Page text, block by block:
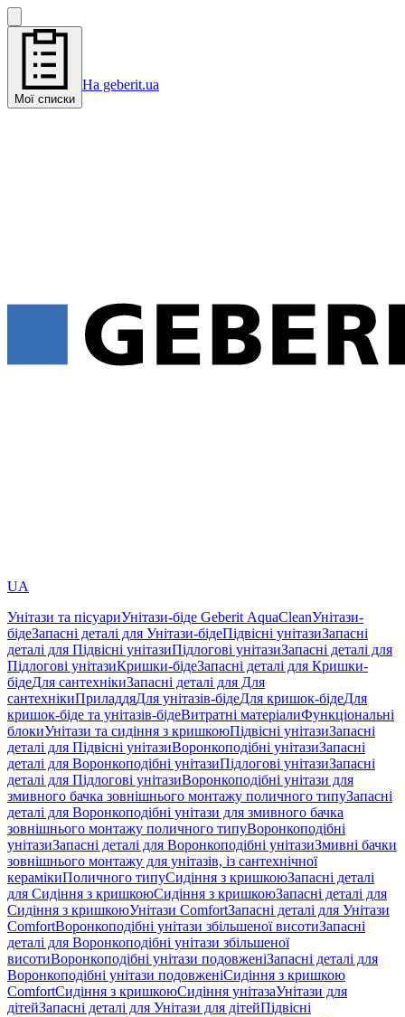
Мої списки
На geberit.ua
UA
Унітази та пісуариУнітази-біде Geberit AquaCleanУнітази-
бідеЗапасні деталі для Унітази-бідеПідвісні унітазиЗапасні
деталі для Підвісні унітазиПідлогові унітазиЗапасні деталі для
Підлогові унітазиКришки-бідеЗапасні деталі для Кришки-
бідеДля сантехнікиЗапасні деталі для Для
сантехнікиПриладдяДля унітазів-бідеДля кришок-бідеДля
кришок-біде та унітазів-бідеВитратні матеріалиФункціональні
блокиУнітази та сидіння з кришкоюПідвісні унітазиЗапасні
деталі для Підвісні унітазиВоронкоподібні унітазиЗапасні
деталі для Воронкоподібні унітазиПідлогові унітазиЗапасні
деталі для Підлогові унітазиВоронкоподібні унітази для
змивного бачка зовнішнього монтажу поличного типуЗапасні
деталі для Воронкоподібні унітази для змивного бачка
зовнішнього монтажу поличного типуВоронкоподібні
унітазиЗапасні деталі для Воронкоподібні унітазиЗмивні бачки
зовнішнього монтажу для унітазів, із сантехнічної
керамікиПоличного типуСидіння з кришкоюЗапасні деталі
для Сидіння з кришкоюСидіння з кришкоюЗапасні деталі для
Сидіння з кришкоюУнітази ComfortЗапасні деталі для Унітази
ComfortВоронкоподібні унітази збільшеної висотиЗапасні
деталі для Воронкоподібні унітази збільшеної
висотиВоронкоподібні унітази подовженіЗапасні деталі для
Воронкоподібні унітази подовженіСидіння з кришкою
ComfortСидіння з кришкоюСидіння унітазаУнітази для
дітейЗапасні деталі для Унітази для дітейПідвісні